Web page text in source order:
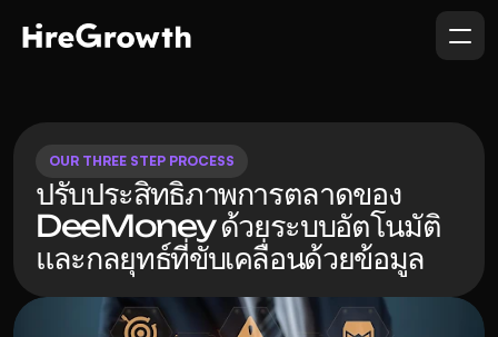
OUR THREE STEP PROCESS
ปรับประสิทธิภาพการตลาดของ
DeeMoney ด้วยระบบอัตโนมัติ
และกลยุทธ์ที่ขับเคลื่อนด้วยข้อมูล